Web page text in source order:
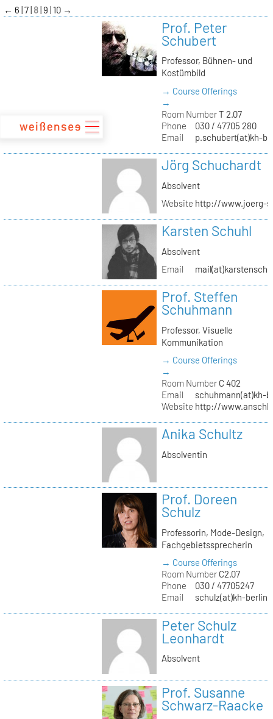
zum
Inhalt
← 6 7 8 9 10 →
Prof. Peter
Schubert
Professor, Bühnen- und
Kostümbild
→ Course Offerings
→
Room NumberT 2.07
Phone
030 / 47705 280
Email
p.schubert(at)kh-
Jörg Schuchardt
Absolvent
Website http://www.joerg-
Karsten Schuhl
Absolvent
Email
Prof. Steffen
Schuhmann
Professor, Visuelle
Kommunikation
→ Course Offerings
→
Room NumberC 402
Email
schuhmann(at)kh-
Website http://
Anika Schultz
Absolventin
Prof. Doreen
Schulz
Professorin, Mode-Design,
Fachgebietssprecherin
→ Course Offerings
Room NumberC2.07
Phone
030 / 47705247
Email
schulz(at)kh-
Peter Schulz
Leonhardt
Absolvent
Prof. Susanne
Schwarz-Raacke